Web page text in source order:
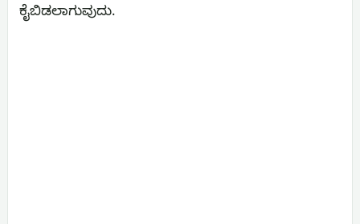
ಕೈಬಿಡಲಾಗುವುದು.